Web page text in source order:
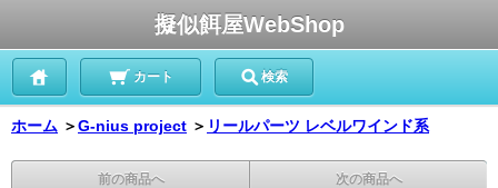
擬似餌屋WebShop
カート 検索
ホーム ＞G-nius project ＞ リールパーツ レベルワインド系
前の商品へ 次の商品へ